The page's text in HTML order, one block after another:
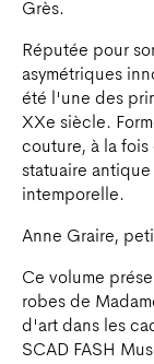
Grès.
Réputée pour
asymétriques
été l'une des
XXe siècle.
couture, à la
statuaire
intemporelle.
Anne Graire,
Ce volume
robes de
d'art dans les
SCAD FASH